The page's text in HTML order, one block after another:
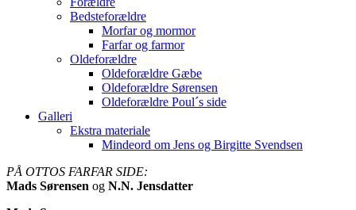
Bedsteforældre
Morfar og mormor
Farfar og farmor
Oldeforældre
Oldeforældre Gæbe
Oldeforældre Sørensen
Oldeforældre Poul´s side
Galleri
Ekstra materiale
Mindeord om Jens og Birgitte Svendsen
PÅ OTTOS FARFAR SIDE:
Mads Sørensen og N.N. Jensdatter